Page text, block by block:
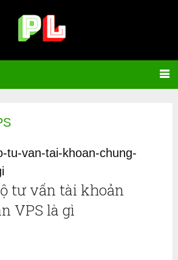
tư vấn tài khoản
VPS là gì